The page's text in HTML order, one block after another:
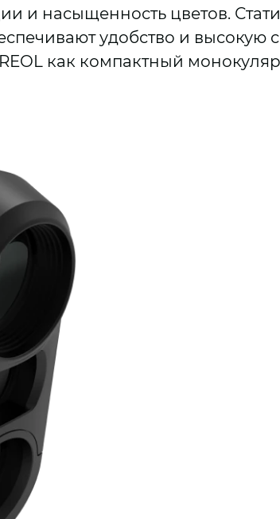
насыщенность цветов.
удобство и высокую
как компактный